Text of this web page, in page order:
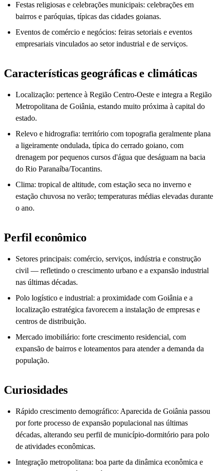
Festas religiosas e celebrações municipais: celebrações em
bairros e paróquias, típicas das cidades goianas.
Eventos de comércio e negócios: feiras setoriais e eventos
empresariais vinculados ao setor industrial e de serviços.
Características geográficas e climáticas
Localização: pertence à Região Centro-Oeste e integra a Região
Metropolitana de Goiânia, estando muito próxima à capital do
estado.
Relevo e hidrografia: território com topografia geralmente plana
a ligeiramente ondulada, típica do cerrado goiano, com
drenagem por pequenos cursos d'água que deságuam na bacia
do Rio Paranaíba/Tocantins.
Clima: tropical de altitude, com estação seca no inverno e
estação chuvosa no verão; temperaturas médias elevadas durante
o ano.
Perfil econômico
Setores principais: comércio, serviços, indústria e construção
civil — refletindo o crescimento urbano e a expansão industrial
nas últimas décadas.
Polo logístico e industrial: a proximidade com Goiânia e a
localização estratégica favorecem a instalação de empresas e
centros de distribuição.
Mercado imobiliário: forte crescimento residencial, com
expansão de bairros e loteamentos para atender a demanda da
população.
Curiosidades
Rápido crescimento demográfico: Aparecida de Goiânia passou
por forte processo de expansão populacional nas últimas
décadas, alterando seu perfil de município-dormitório para polo
de atividades econômicas.
Integração metropolitana: boa parte da dinâmica econômica e